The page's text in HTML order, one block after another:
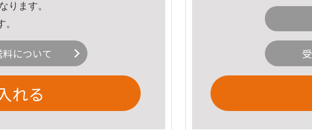
ります。
について
れる